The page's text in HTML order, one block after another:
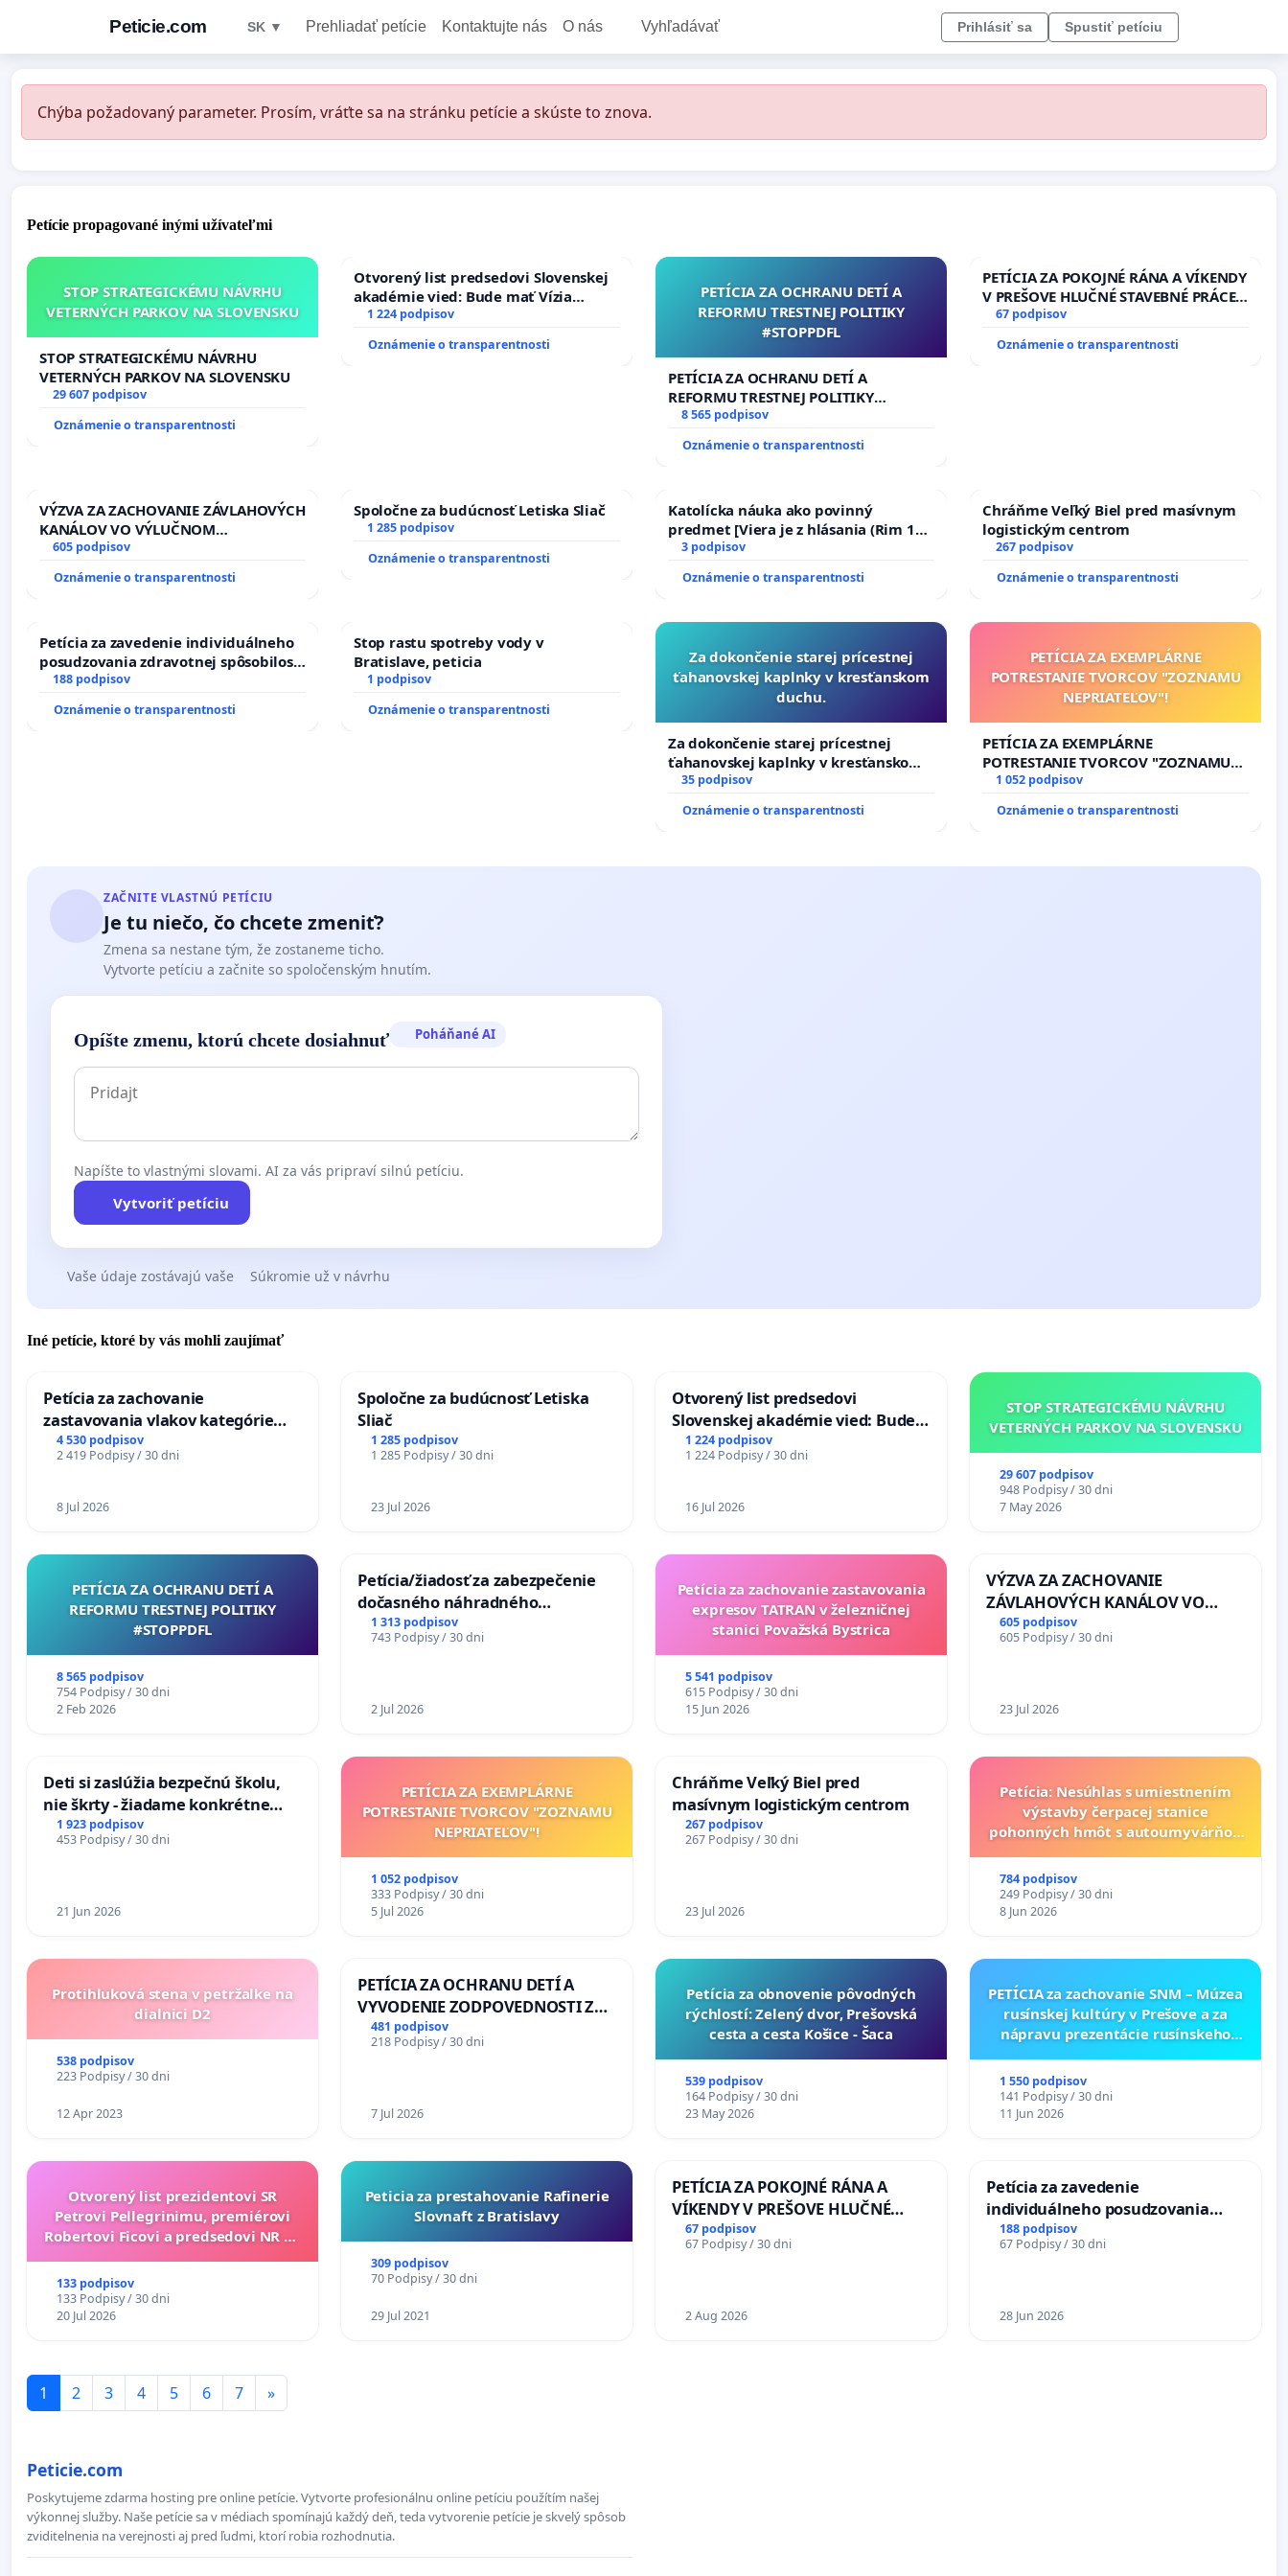
Peticie.com SK ▼ Prehliadať petície Kontaktujte nás O nás Vyhľadávať Prihlásiť sa Spustiť petíciu
Chýba požadovaný parameter. Prosím, vráťte sa na stránku petície a skúste to znova.
Petície propagované inými užívateľmi
STOP STRATEGICKÉMU NÁVRHU
VETERNÝCH PARKOV NA SLOVENSKU
STOP STRATEGICKÉMU NÁVRHU
VETERNÝCH PARKOV NA SLOVENSKU
29 607 podpisov
Oznámenie o transparentnosti
Otvorený list predsedovi Slovenskej
akadémie vied: Bude mať Vízia
Slovenska 2040 mravnú chrbticu?
1 224 podpisov
Oznámenie o transparentnosti
PETÍCIA ZA OCHRANU DETÍ A
REFORMU TRESTNEJ POLITIKY
#STOPPDFL
PETÍCIA ZA OCHRANU DETÍ A
REFORMU TRESTNEJ POLITIKY
#STOPPDFL
8 565 podpisov
Oznámenie o transparentnosti
PETÍCIA ZA POKOJNÉ RÁNA A VÍKENDY
V PREŠOVE HLUČNÉ STAVEBNÉ PRÁCE
V SOBOTU LEN OD 9.00 DO 13.00
HOD., CEZ PRACOVNÝ TÝŽDEŇ CIEĽ
8.00 – 18.00 HOD. A PRAVIDELNÁ
67 podpisov
Oznámenie o transparentnosti
VÝZVA ZA ZACHOVANIE ZÁVLAHOVÝCH
KANÁLOV VO VÝLUČNOM
VLASTNÍCTVE A POD KONTROLOU
SLOVENSKEJ REPUBLIKY & žiadosť na
riešenie zanedbaného stavu
605 podpisov
Oznámenie o transparentnosti
Spoločne za budúcnosť Letiska Sliač
1 285 podpisov
Oznámenie o transparentnosti
Katolícka náuka ako povinný
predmet [Viera je z hlásania (Rim 10,
17)]
3 podpisov
Oznámenie o transparentnosti
Chráňme Veľký Biel pred masívnym
logistickým centrom
267 podpisov
Oznámenie o transparentnosti
Petícia za zavedenie individuálneho
posudzovania zdravotnej spôsobilosti
osôb s diabetom 1. a 2. typu pri
prijímaní do Policajného zboru SR
188 podpisov
Oznámenie o transparentnosti
Stop rastu spotreby vody v
Bratislave, peticia
1 podpisov
Oznámenie o transparentnosti
Za dokončenie starej prícestnej
ťahanovskej kaplnky v kresťanskom
duchu.
Za dokončenie starej prícestnej
ťahanovskej kaplnky v kresťanskom
duchu.
35 podpisov
Oznámenie o transparentnosti
PETÍCIA ZA EXEMPLÁRNE
POTRESTANIE TVORCOV "ZOZNAMU
NEPRIATEĽOV"!
PETÍCIA ZA EXEMPLÁRNE
POTRESTANIE TVORCOV "ZOZNAMU
NEPRIATEĽOV"!
1 052 podpisov
Oznámenie o transparentnosti
ZAČNITE VLASTNÚ PETÍCIU
Je tu niečo, čo chcete zmeniť?
Zmena sa nestane tým, že zostaneme ticho.
Vytvorte petíciu a začnite so spoločenským hnutím.
Opíšte zmenu, ktorú chcete dosiahnuť Poháňané AI
Napíšte to vlastnými slovami. AI za vás pripraví silnú petíciu.
Vytvoriť petíciu
Vaše údaje zostávajú vaše Súkromie už v návrhu
Iné petície, ktoré by vás mohli zaujímať
Petícia za zachovanie
zastavovania vlakov kategórie
Expres (Ex) TATRAN v železničnej
stanici Púchov
4 530 podpisov
2 419 Podpisy / 30 dni
8 Jul 2026
Spoločne za budúcnosť Letiska
Sliač
1 285 podpisov
1 285 Podpisy / 30 dni
23 Jul 2026
Otvorený list predsedovi
Slovenskej akadémie vied: Bude
mať Vízia Slovenska 2040 mravnú
chrbticu?
1 224 podpisov
1 224 Podpisy / 30 dni
16 Jul 2026
STOP STRATEGICKÉMU NÁVRHU
VETERNÝCH PARKOV NA SLOVENSKU
29 607 podpisov
948 Podpisy / 30 dni
7 May 2026
PETÍCIA ZA OCHRANU DETÍ A
REFORMU TRESTNEJ POLITIKY
#STOPPDFL
8 565 podpisov
754 Podpisy / 30 dni
2 Feb 2026
Petícia/žiadosť za zabezpečenie
dočasného náhradného
premostenia Váhu počas úplnej
uzávery Vážskeho mosta v
1 313 podpisov
743 Podpisy / 30 dni
2 Jul 2026
Petícia za zachovanie zastavovania
expresov TATRAN v železničnej
stanici Považská Bystrica
5 541 podpisov
615 Podpisy / 30 dni
15 Jun 2026
VÝZVA ZA ZACHOVANIE
ZÁVLAHOVÝCH KANÁLOV VO
VÝLUČNOM VLASTNÍCTVE A POD
KONTROLOU SLOVENSKEJ
a odvodňovacích kanálov na
605 podpisov
605 Podpisy / 30 dni
23 Jul 2026
Deti si zaslúžia bezpečnú školu,
nie škrty - žiadame konkrétne
opatrenia na zlepšenie situácie v
školstve
1 923 podpisov
453 Podpisy / 30 dni
21 Jun 2026
PETÍCIA ZA EXEMPLÁRNE
POTRESTANIE TVORCOV "ZOZNAMU
NEPRIATEĽOV"!
1 052 podpisov
333 Podpisy / 30 dni
5 Jul 2026
Chráňme Veľký Biel pred
masívnym logistickým centrom
267 podpisov
267 Podpisy / 30 dni
23 Jul 2026
Petícia: Nesúhlas s umiestnením
výstavby čerpacej stanice
pohonných hmôt s autoumyvárňou
Grob - Čierna Voda
784 podpisov
249 Podpisy / 30 dni
8 Jun 2026
Protihluková stena v petržalke na
dialnici D2
538 podpisov
223 Podpisy / 30 dni
12 Apr 2023
PETÍCIA ZA OCHRANU DETÍ A
VYVODENIE ZODPOVEDNOSTI ZA
DLHOROČNÚ NEČINNOSŤ A
ZLYHANIE ŠTÁTU
481 podpisov
218 Podpisy / 30 dni
7 Jul 2026
​Petícia za obnovenie pôvodných
rýchlostí: Zelený dvor, Prešovská
cesta a cesta Košice - Šaca
539 podpisov
164 Podpisy / 30 dni
23 May 2026
PETÍCIA za zachovanie SNM – Múzea
rusínskej kultúry v Prešove a za
nápravu prezentácie rusínskeho
Múzeu ukrajinskej kultúry vo
Svidníku
1 550 podpisov
141 Podpisy / 30 dni
11 Jun 2026
Otvorený list prezidentovi SR
Petrovi Pellegrinimu, premiérovi
Robertovi Ficovi a predsedovi NR SR
133 podpisov
133 Podpisy / 30 dni
20 Jul 2026
Peticia za prestahovanie Rafinerie
Slovnaft z Bratislavy
309 podpisov
70 Podpisy / 30 dni
29 Jul 2021
PETÍCIA ZA POKOJNÉ RÁNA A
VÍKENDY V PREŠOVE HLUČNÉ
STAVEBNÉ PRÁCE V SOBOTU LEN
OD 9.00 DO 13.00 HOD., CEZ
KONTROLA STAVBY C-AREA NA
67 podpisov
67 Podpisy / 30 dni
2 Aug 2026
Petícia za zavedenie
individuálneho posudzovania
zdravotnej spôsobilosti osôb s
diabetom 1. a 2. typu pri prijímaní
188 podpisov
67 Podpisy / 30 dni
28 Jun 2026
1 2 3 4 5 6 7 »
Peticie.com
Poskytujeme zdarma hosting pre online petície. Vytvorte profesionálnu online petíciu použítím našej
výkonnej služby. Naše petície sa v médiach spomínajú každý deň, teda vytvorenie petície je skvelý spôsob
zviditelnenia na verejnosti aj pred ľudmi, ktorí robia rozhodnutia.